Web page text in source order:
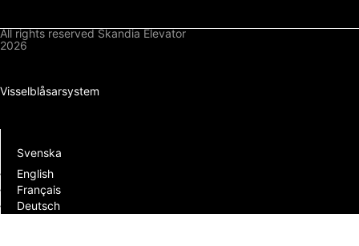
All rights reserved Skandia Elevator
2026
Visselblåsarsystem
Svenska
English
Français
Deutsch